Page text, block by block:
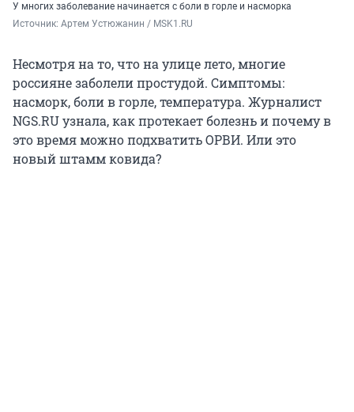
У многих заболевание начинается с боли в горле и насморка
Источник: Артем Устюжанин / MSK1.RU
Несмотря на то, что на улице лето, многие
россияне заболели простудой. Симптомы:
насморк, боли в горле, температура. Журналист
NGS.RU узнала, как протекает болезнь и почему в
это время можно подхватить ОРВИ. Или это
новый штамм ковида?